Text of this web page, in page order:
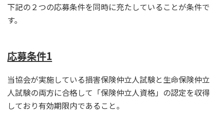
下記の２つの応募条件を同時に充たしていることが条件で
す。
応募条件1
当協会が実施している損害保険仲立人試験と生命保険仲立
人試験の両方に合格して「保険仲立人資格」の認定を収得
しており有効期限内であること。